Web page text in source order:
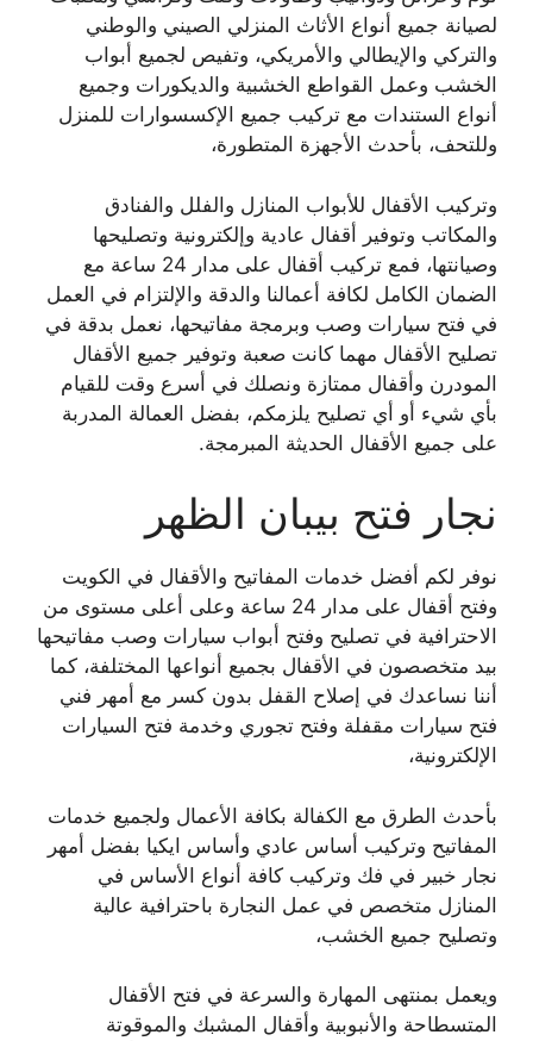
لصيانة جميع أنواع الأثاث المنزلي الصيني والوطني
والتركي والإيطالي والأمريكي، وتفيص لجميع أبواب
الخشب وعمل القواطع الخشبية والديكورات وجميع
أنواع الستندات مع تركيب جميع الإكسسوارات للمنزل
وللتحف، بأحدث الأجهزة المتطورة،
وتركيب الأقفال للأبواب المنازل والفلل والفنادق
والمكاتب وتوفير أقفال عادية وإلكترونية وتصليحها
وصيانتها، فمع تركيب أقفال على مدار 24 ساعة مع
الضمان الكامل لكافة أعمالنا والدقة والإلتزام في العمل
في فتح سيارات وصب وبرمجة مفاتيحها، نعمل بدقة في
تصليح الأقفال مهما كانت صعبة وتوفير جميع الأقفال
المودرن وأقفال ممتازة ونصلك في أسرع وقت للقيام
بأي شيء أو أي تصليح يلزمكم، بفضل العمالة المدربة
على جميع الأقفال الحديثة المبرمجة.
نجار فتح بيبان الظهر
نوفر لكم أفضل خدمات المفاتيح والأقفال في الكويت
وفتح أقفال على مدار 24 ساعة وعلى أعلى مستوى من
الاحترافية في تصليح وفتح أبواب سيارات وصب مفاتيحها
بيد متخصصون في الأقفال بجميع أنواعها المختلفة، كما
أننا نساعدك في إصلاح القفل بدون كسر مع أمهر فني
فتح سيارات مقفلة وفتح تجوري وخدمة فتح السيارات
الإلكترونية،
بأحدث الطرق مع الكفالة بكافة الأعمال ولجميع خدمات
المفاتيح وتركيب أساس عادي وأساس ايكيا بفضل أمهر
نجار خبير في فك وتركيب كافة أنواع الأساس في
المنازل متخصص في عمل النجارة باحترافية عالية
وتصليح جميع الخشب،
ويعمل بمنتهى المهارة والسرعة في فتح الأقفال
المتسطاحة والأنبوبية وأقفال المشبك والموقوتة